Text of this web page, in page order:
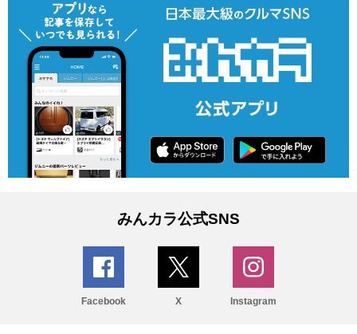
みんカラ公式SNS
Facebook X Instagram